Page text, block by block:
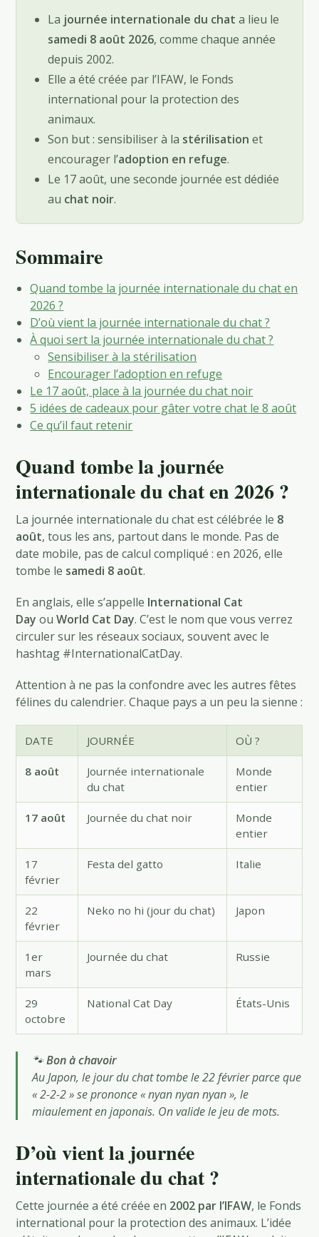
La journée internationale du chat a lieu le
samedi 8 août 2026, comme chaque année
depuis 2002.
Elle a été créée par l’IFAW, le Fonds
international pour la protection des
animaux.
Son but : sensibiliser à la stérilisation et
encourager l’adoption en refuge.
Le 17 août, une seconde journée est dédiée
au chat noir.
Sommaire
Quand tombe la journée internationale du chat en
2026 ?
D’où vient la journée internationale du chat ?
À quoi sert la journée internationale du chat ?
Sensibiliser à la stérilisation
Encourager l’adoption en refuge
Le 17 août, place à la journée du chat noir
5 idées de cadeaux pour gâter votre chat le 8 août
Ce qu’il faut retenir
Quand tombe la journée
internationale du chat en 2026 ?
La journée internationale du chat est célébrée le 8
août, tous les ans, partout dans le monde. Pas de
date mobile, pas de calcul compliqué : en 2026, elle
tombe le samedi 8 août.
En anglais, elle s’appelle International Cat
Day ouWorld Cat Day. C’est le nom que vous verrez
circuler sur les réseaux sociaux, souvent avec le
hashtag #InternationalCatDay.
Attention à ne pas la confondre avec les autres fêtes
félines du calendrier. Chaque pays a un peu la sienne :
DATE JOURNÉE OÙ ?
8 août
Journée internationale
du chat
Monde
entier
17 août Journée du chat noir
Monde
entier
17
février
Festa del gatto Italie
22
février
Neko no hi (jour du chat) Japon
1er
mars
Journée du chat Russie
29
octobre
National Cat Day États-Unis
🐾Bon à chavoir
Au Japon, le jour du chat tombe le 22 février parce que
« 2-2-2 » se prononce « nyan nyan nyan », le
miaulement en japonais. On valide le jeu de mots.
D’où vient la journée
internationale du chat ?
Cette journée a été créée en 2002 par l’IFAW, le Fonds
international pour la protection des animaux. L’idée